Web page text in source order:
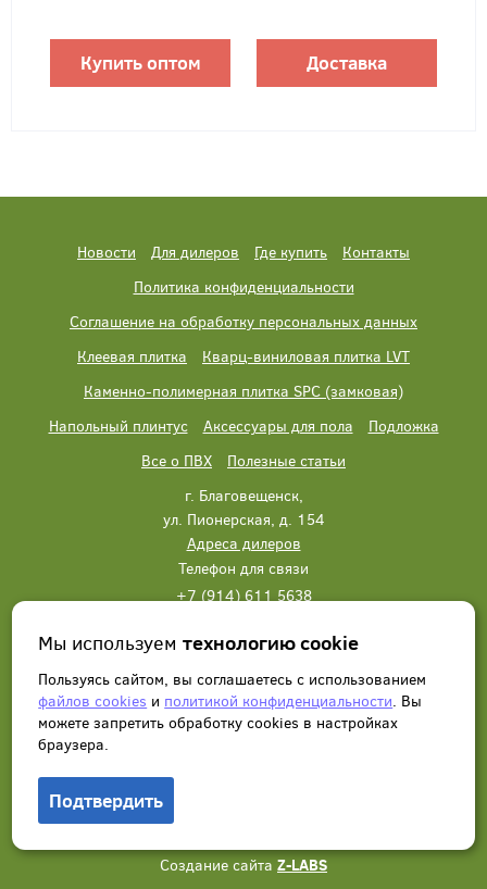
Купить оптом Доставка
Новости Для дилеров Где купить
Контакты
Политика конфиденциальности
Соглашение на обработку персональных данных
Клеевая плитка
Кварц-виниловая плитка LVT
Каменно-полимерная плитка SPC (замковая)
Напольный плинтус
Аксессуары для пола
Подложка
Все о ПВХ
Полезные статьи
г. Благовещенск,
ул. Пионерская, д. 154
Адреса дилеров
Телефон для связи
+7 (914) 611 5638
Написать нам Заказать звонок
Создание сайта Z-LABS
Мы используемтехнологию cookie
Пользуясь сайтом, вы соглашаетесь с использованием
файлов cookies и политикой конфиденциальности. Вы
можете запретить обработку сookies в настройках
браузера.
Подтвердить